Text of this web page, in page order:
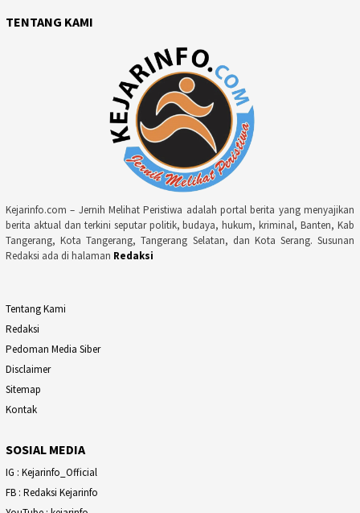
TENTANG KAMI
Kejarinfo.com – Jernih Melihat Peristiwa adalah portal berita yang menyajikan
berita aktual dan terkini seputar politik, budaya, hukum, kriminal, Banten, Kab
Tangerang, Kota Tangerang, Tangerang Selatan, dan Kota Serang. Susunan
Redaksi ada di halaman Redaksi
Tentang Kami
Redaksi
Pedoman Media Siber
Disclaimer
Sitemap
Kontak
SOSIAL MEDIA
IG : Kejarinfo_Official
FB : Redaksi Kejarinfo